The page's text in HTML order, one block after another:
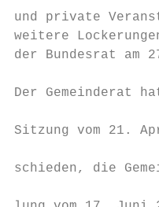
und private
weitere
der Bundesrat
Der Gemeinderat
Sitzung vom 21.
schieden, die